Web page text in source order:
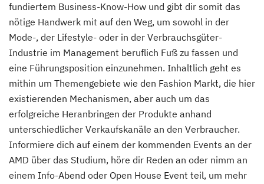
fundiertem Business-Know-How und gibt dir somit das
nötige Handwerk mit auf den Weg, um sowohl in der
Mode-, der Lifestyle- oder in der Verbrauchsgüter-
Industrie im Management beruflich Fuß zu fassen und
eine Führungsposition einzunehmen. Inhaltlich geht es
mithin um Themengebiete wie den Fashion Markt, die hier
existierenden Mechanismen, aber auch um das
erfolgreiche Heranbringen der Produkte anhand
unterschiedlicher Verkaufskanäle an den Verbraucher.
Informiere dich auf einem der kommenden Events an der
AMD über das Studium, höre dir Reden an oder nimm an
einem Info-Abend oder Open House Event teil, um mehr